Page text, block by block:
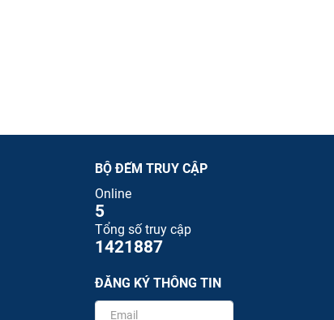
BỘ ĐẾM TRUY CẬP
Online
5
Tổng số truy cập
1421887
ĐĂNG KÝ THÔNG TIN